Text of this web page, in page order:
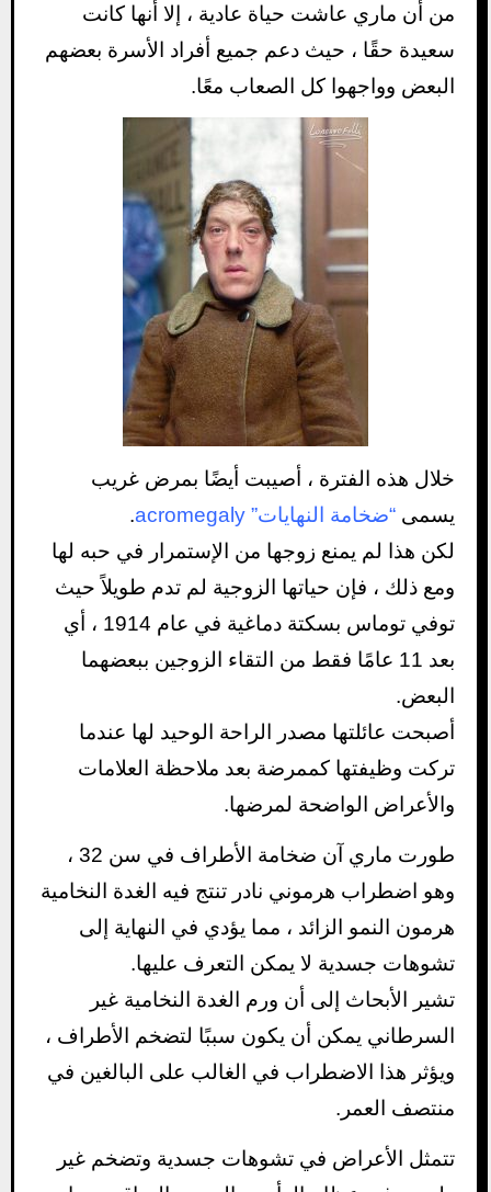
من أن ماري عاشت حياة عادية ، إلا أنها كانت
سعيدة حقًا ، حيث دعم جميع أفراد الأسرة بعضهم
البعض وواجهوا كل الصعاب معًا.
خلال هذه الفترة ، أصيبت أيضًا بمرض غريب
يسمى “ضخامة النهايات” acromegaly
.
لكن هذا لم يمنع زوجها من الإستمرار في حبه لها
ومع ذلك ، فإن حياتها الزوجية لم تدم طويلاً حيث
توفي توماس بسكتة دماغية في عام 1914 ، أي
بعد 11 عامًا فقط من التقاء الزوجين ببعضهما
البعض.
أصبحت عائلتها مصدر الراحة الوحيد لها عندما
تركت وظيفتها كممرضة بعد ملاحظة العلامات
والأعراض الواضحة لمرضها.
طورت ماري آن ضخامة الأطراف في سن 32 ،
وهو اضطراب هرموني نادر تنتج فيه الغدة النخامية
هرمون النمو الزائد ، مما يؤدي في النهاية إلى
تشوهات جسدية لا يمكن التعرف عليها.
تشير الأبحاث إلى أن ورم الغدة النخامية غير
السرطاني يمكن أن يكون سببًا لتضخم الأطراف ،
ويؤثر هذا الاضطراب في الغالب على البالغين في
منتصف العمر.
تتمثل الأعراض في تشوهات جسدية وتضخم غير